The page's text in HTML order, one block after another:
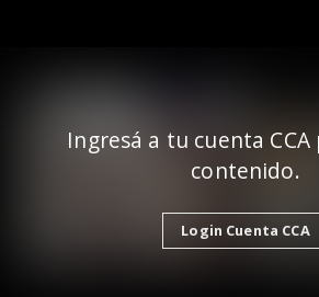
Ingresá a tu cuenta
contenido.
Login Cuenta CCA